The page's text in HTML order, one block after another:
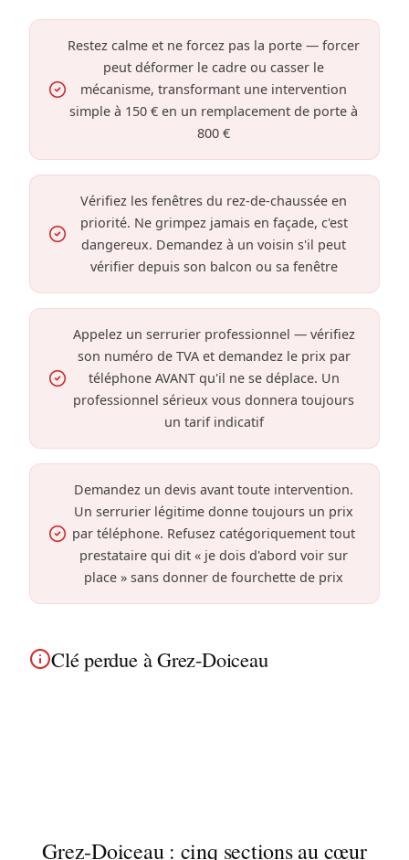
Restez calme et ne forcez pas la porte — forcer
peut déformer le cadre ou casser le
mécanisme, transformant une intervention
simple à 150 € en un remplacement de porte à
800 €
Vérifiez les fenêtres du rez-de-chaussée en
priorité. Ne grimpez jamais en façade, c'est
dangereux. Demandez à un voisin s'il peut
vérifier depuis son balcon ou sa fenêtre
Appelez un serrurier professionnel — vérifiez
son numéro de TVA et demandez le prix par
téléphone AVANT qu'il ne se déplace. Un
professionnel sérieux vous donnera toujours
un tarif indicatif
Demandez un devis avant toute intervention.
Un serrurier légitime donne toujours un prix
par téléphone. Refusez catégoriquement tout
prestataire qui dit « je dois d'abord voir sur
place » sans donner de fourchette de prix
Clé perdue à Grez-Doiceau
Grez-Doiceau : cinq sections au cœur